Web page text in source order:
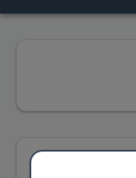
Аз Абдуллоҳ